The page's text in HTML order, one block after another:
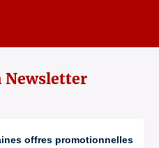
offres promotionnelles